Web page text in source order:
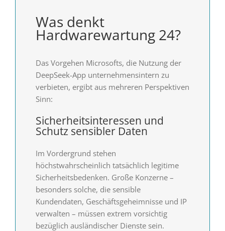
Was denkt
Hardwarewartung 24?
Das Vorgehen Microsofts, die Nutzung der
DeepSeek-App unternehmensintern zu
verbieten, ergibt aus mehreren Perspektiven
Sinn:
Sicherheitsinteressen und
Schutz sensibler Daten
Im Vordergrund stehen
höchstwahrscheinlich tatsächlich legitime
Sicherheitsbedenken. Große Konzerne –
besonders solche, die sensible
Kundendaten, Geschäftsgeheimnisse und IP
verwalten – müssen extrem vorsichtig
bezüglich ausländischer Dienste sein.